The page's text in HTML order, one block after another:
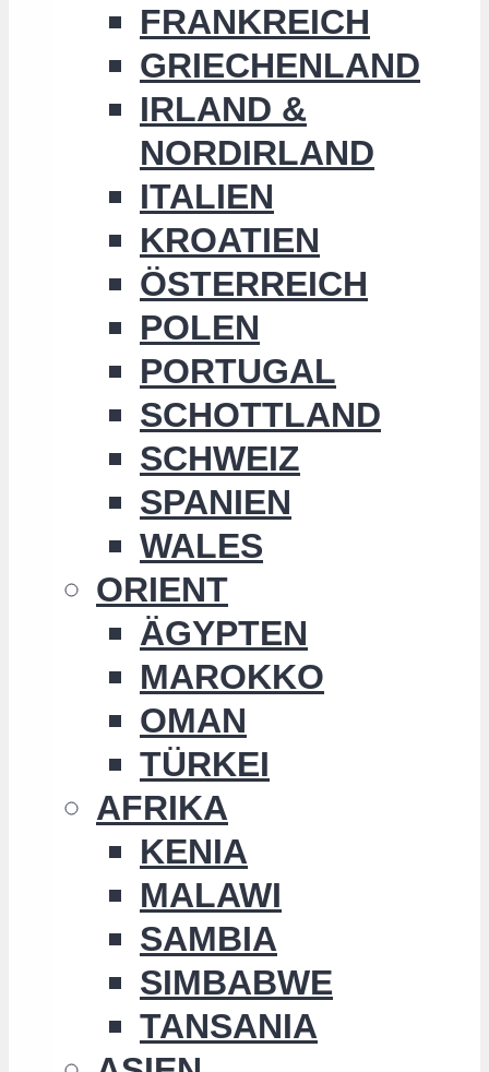
FRANKREICH
GRIECHENLAND
IRLAND &
NORDIRLAND
ITALIEN
KROATIEN
ÖSTERREICH
POLEN
PORTUGAL
SCHOTTLAND
SCHWEIZ
SPANIEN
WALES
ORIENT
ÄGYPTEN
MAROKKO
OMAN
TÜRKEI
AFRIKA
KENIA
MALAWI
SAMBIA
SIMBABWE
TANSANIA